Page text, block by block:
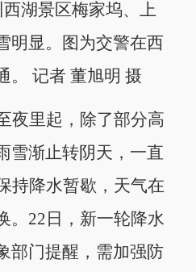
湖景区梅家坞、上
明显。图为交警在西
。 记者 董旭明 摄
里起，除了部分高
雪渐止转阴天，一直
持降水暂歇，天气在
。22日，新一轮降水
部门提醒，需加强防